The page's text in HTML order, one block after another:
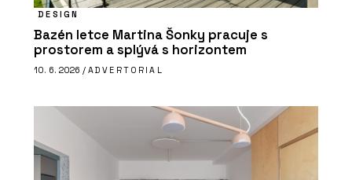
DESIGN
Bazén letce Martina Šonky pracuje s
prostorem a splývá s horizontem
10. 6. 2026 / ADVERTORIAL